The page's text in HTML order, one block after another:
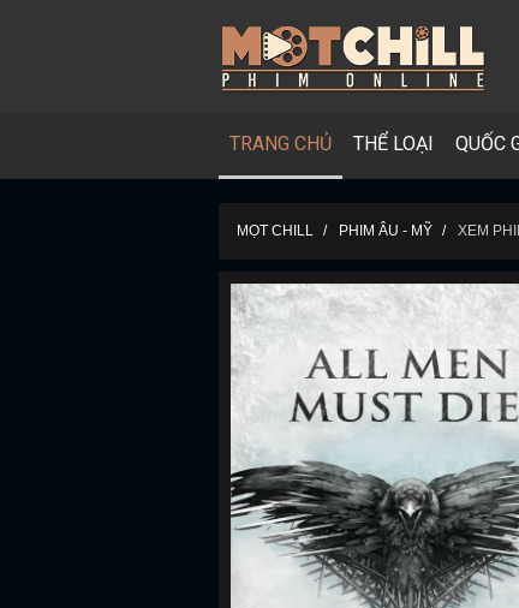
TRANG CHỦ THỂ LOẠI QUỐC
MỌT CHILL PHIM ÂU - MỸ XEM